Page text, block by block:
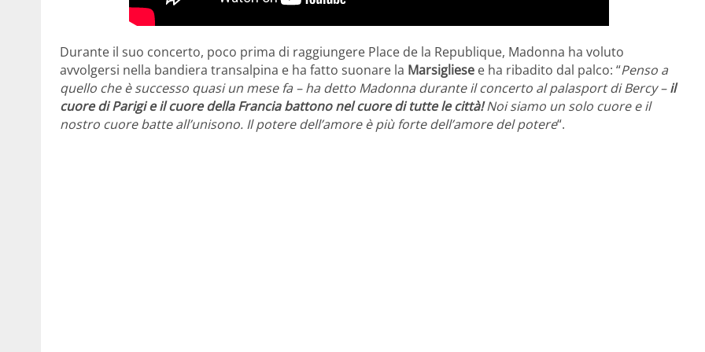
Durante il suo concerto, poco prima di raggiungere Place de la Republique, Madonna ha voluto
avvolgersi nella bandiera transalpina e ha fatto suonare la Marsigliese e ha ribadito dal palco: “Penso a
quello che è successo quasi un mese fa – ha detto Madonna durante il concerto al palasport di Bercy –il
cuore di Parigi e il cuore della Francia battono nel cuore di tutte le città!Noi siamo un solo cuore e il
nostro cuore batte all’unisono. Il potere dell’amore è più forte dell’amore del potere“.